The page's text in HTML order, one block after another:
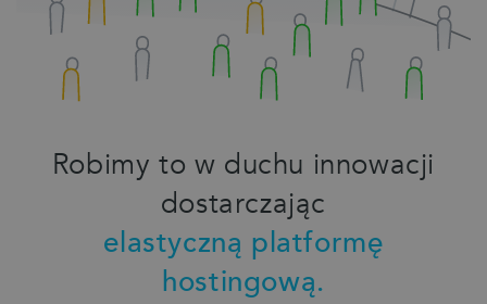
Robimy to w duchu innowacji
dostarczając
elastyczną platformę
hostingową.